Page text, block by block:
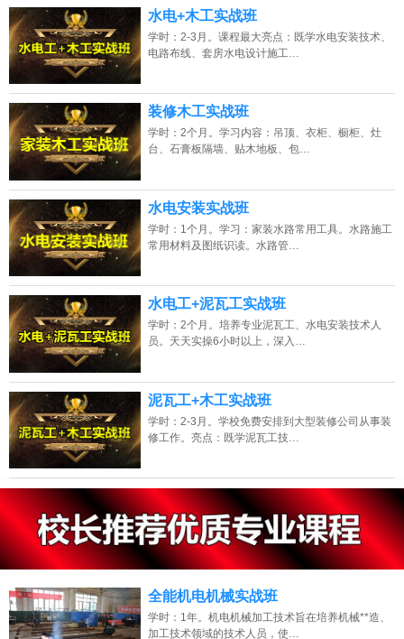
水电+木工实战班
学时：2-3月。课程最大亮点：既学水电安装技术、
电路布线、套房水电设计施工…
装修木工实战班
学时：2个月。学习内容：吊顶、衣柜、橱柜、灶
台、石膏板隔墙、贴木地板、包…
水电安装实战班
学时：1个月。学习：家装水路常用工具。水路施工
常用材料及图纸识读。水路管…
水电工+泥瓦工实战班
学时：2个月。培养专业泥瓦工、水电安装技术人
员。天天实操6小时以上，深入…
泥瓦工+木工实战班
学时：2-3月。学校免费安排到大型装修公司从事装
修工作。亮点：既学泥瓦工技…
点击免费咨询电话：13807313137
全能机电机械实战班
学时：1年。机电机械加工技术旨在培养机械**造、
加工技术领域的技术人员，使…